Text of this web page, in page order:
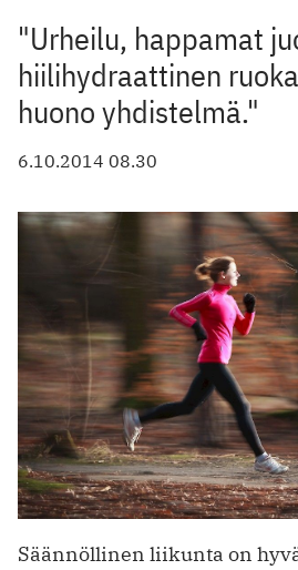
"Urheilu, happamat
hiilihydraattinen
huono yhdistelmä."
6.10.2014 08.30
Säännöllinen liikunta on